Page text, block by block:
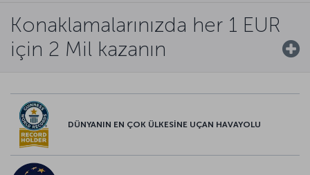
Konaklamalarınızda her 1 EUR
için 2 Mil kazanın
DÜNYANIN EN ÇOK ÜLKESİNE UÇAN HAVAYOLU